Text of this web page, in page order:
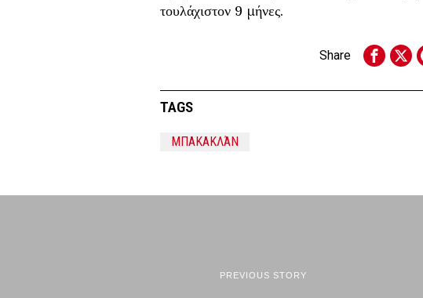
τουλάχιστον 9 μήνες.
Share
TAGS
ΜΠΑΚΑΚΛΆΝ
PREVIOUS STORY